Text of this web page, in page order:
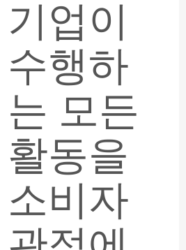
기업이
수행하
는 모든
활동을
소비자